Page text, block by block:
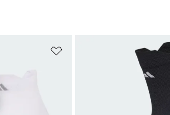
เพิ่มไปยังรายการสินค้าโปรด